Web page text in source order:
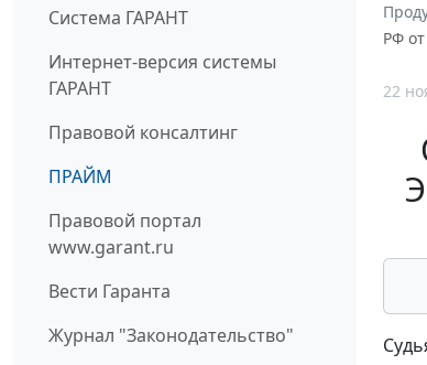
Система ГАРАНТ
Интернет-версия системы
ГАРАНТ
Правовой консалтинг
ПРАЙМ
Правовой портал
www.garant.ru
Вести Гаранта
Журнал "Законодательство"
РФ
22